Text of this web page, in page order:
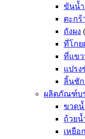
ขันน้ำ
ตะกร้
ถังผง
ที่โกย
ที่แขว
แปรง
ลิ้นชัก
ผลิตภัณฑ์บร
ขวดน้
ถ้วยน้
เหยือ